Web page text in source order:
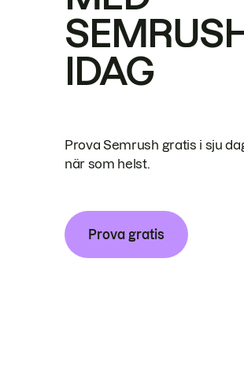
IDAG
Prova Semrush gratis i sju
när som helst.
Prova gratis